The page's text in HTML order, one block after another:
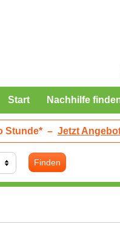
Start Nachhilfe
Stunde* – Jetzt
Finden